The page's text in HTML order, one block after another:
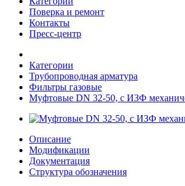
Поверка и ремонт
Контакты
Пресс-центр
Категории
Трубопроводная арматура
Фильтры газовые
Муфтовые DN 32-50, с ИЗФ
Описание
Модификации
Документация
Структура обозначения